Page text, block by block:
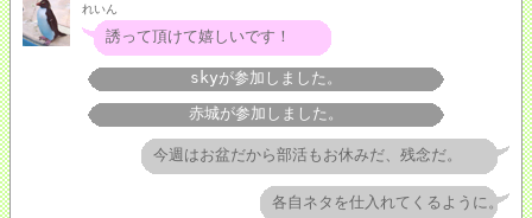
れいん
誘って頂けて嬉しいです！
skyが参加しました。
赤城が参加しました。
今週はお盆だから部活もお休みだ、残念だ。
各自ネタを仕入れてくるように。